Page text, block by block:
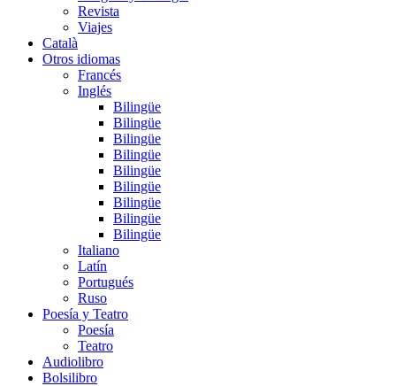
Revista
Viajes
Català
Otros idiomas
Francés
Inglés
Bilingüe
Bilingüe
Bilingüe
Bilingüe
Bilingüe
Bilingüe
Bilingüe
Bilingüe
Bilingüe
Italiano
Latín
Portugués
Ruso
Poesía y Teatro
Poesía
Teatro
Audiolibro
Bolsilibro